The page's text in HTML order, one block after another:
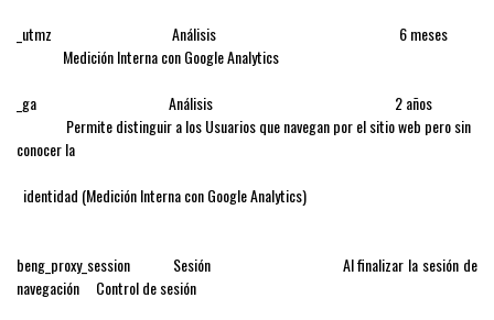
_utmz Análisis 6 meses
Medición Interna con Google Analytics
_ga Análisis 2 años
Permite distinguir a los Usuarios que navegan por el sitio web pero sin
conocer la
identidad (Medición Interna con Google Analytics)
beng_proxy_session Sesión Al finalizar la sesión de
navegación Control de sesión